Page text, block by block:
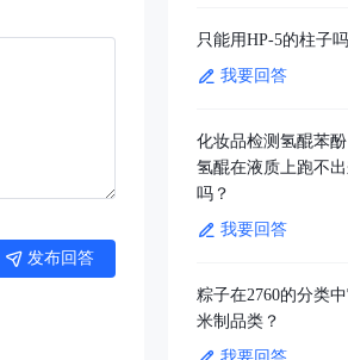
发布回答
只能用HP-5的柱子
我要回答
化妆品检测氢醌苯
氢醌在液质上跑不
吗？
我要回答
粽子在2760的分类
米制品类？